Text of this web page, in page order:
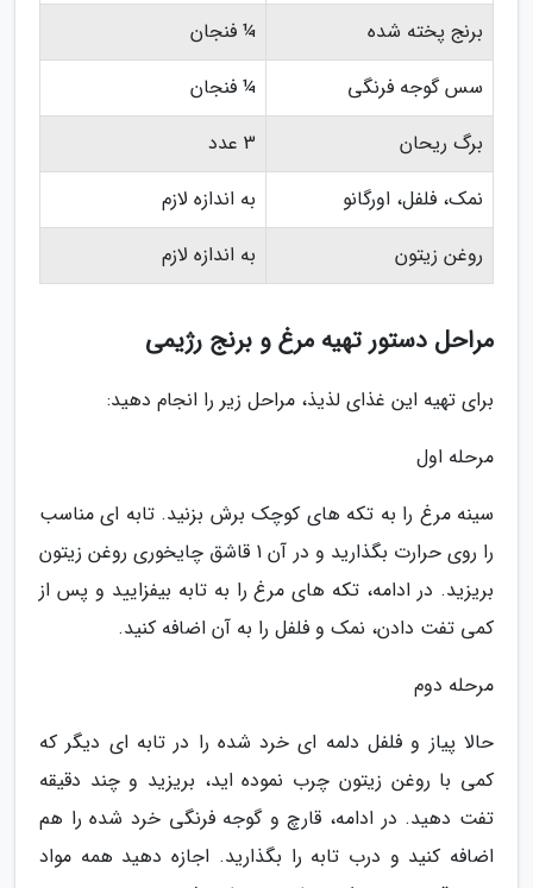
برنج پخته شده
¼ فنجان
سس گوجه فرنگی
¼ فنجان
برگ ریحان
3 عدد
نمک، فلفل، اورگانو
به اندازه لازم
روغن زیتون
به اندازه لازم
مراحل دستور تهیه مرغ و برنج رژیمی
برای تهیه این غذای لذیذ، مراحل زیر را انجام دهید:
مرحله اول
سینه مرغ را به تکه های کوچک برش بزنید. تابه ای مناسب
را روی حرارت بگذارید و در آن 1 قاشق چایخوری روغن زیتون
بریزید. در ادامه، تکه های مرغ را به تابه بیفزایید و پس از
کمی تفت دادن، نمک و فلفل را به آن اضافه کنید.
مرحله دوم
حالا پیاز و فلفل دلمه ای خرد شده را در تابه ای دیگر که
کمی با روغن زیتون چرب نموده اید، بریزید و چند دقیقه
تفت دهید. در ادامه، قارچ و گوجه فرنگی خرد شده را هم
اضافه کنید و درب تابه را بگذارید. اجازه دهید همه مواد